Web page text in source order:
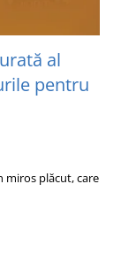
al
pentru
miros plăcut, care